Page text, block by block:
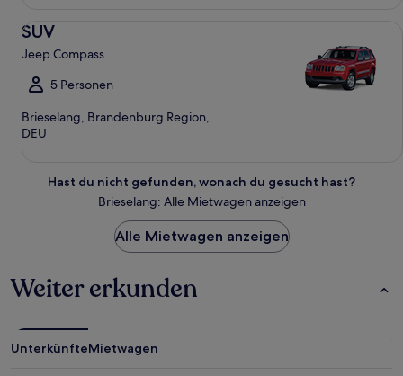
SUV
Jeep Compass
5 Personen
Brieselang, Brandenburg Region,
DEU
Hast du nicht gefunden, wonach du gesucht hast?
Brieselang: Alle Mietwagen anzeigen
Alle Mietwagen anzeigen
Weiter erkunden
UnterkünfteMietwagen